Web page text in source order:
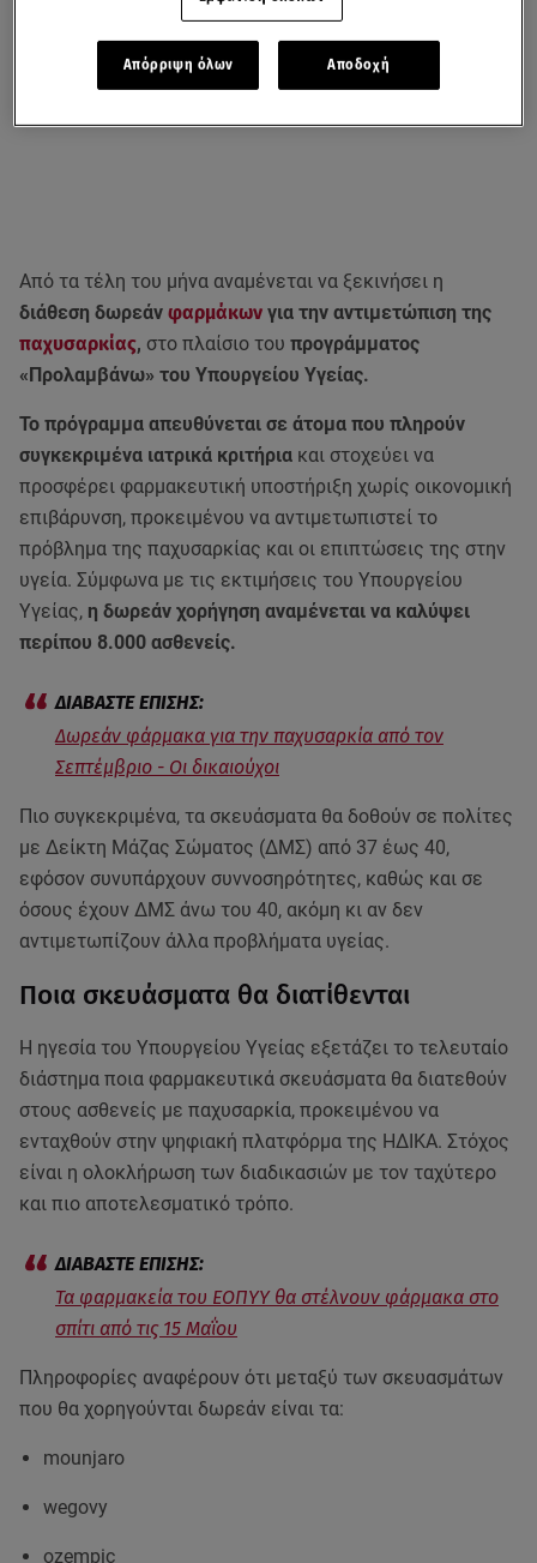
Από τα τέλη του μήνα αναμένεται να ξεκινήσει η
διάθεση δωρεάν φαρμάκων για την αντιμετώπιση της
παχυσαρκίας, στο πλαίσιο του προγράμματος
«Προλαμβάνω» του Υπουργείου Υγείας.
Το πρόγραμμα απευθύνεται σε άτομα που πληρούν
συγκεκριμένα ιατρικά κριτήρια και στοχεύει να
προσφέρει φαρμακευτική υποστήριξη χωρίς οικονομική
επιβάρυνση, προκειμένου να αντιμετωπιστεί το
πρόβλημα της παχυσαρκίας και οι επιπτώσεις της στην
υγεία. Σύμφωνα με τις εκτιμήσεις του Υπουργείου
Υγείας, η δωρεάν χορήγηση αναμένεται να καλύψει
περίπου 8.000 ασθενείς.
Δωρεάν φάρμακα για την παχυσαρκία από τον
Σεπτέμβριο - Οι δικαιούχοι
Πιο συγκεκριμένα, τα σκευάσματα θα δοθούν σε πολίτες
με Δείκτη Μάζας Σώματος (ΔΜΣ) από 37 έως 40,
εφόσον συνυπάρχουν συννοσηρότητες, καθώς και σε
όσους έχουν ΔΜΣ άνω του 40, ακόμη κι αν δεν
αντιμετωπίζουν άλλα προβλήματα υγείας.
Ποια σκευάσματα θα διατίθενται
Η ηγεσία του Υπουργείου Υγείας εξετάζει το τελευταίο
διάστημα ποια φαρμακευτικά σκευάσματα θα διατεθούν
στους ασθενείς με παχυσαρκία, προκειμένου να
ενταχθούν στην ψηφιακή πλατφόρμα της ΗΔΙΚΑ. Στόχος
είναι η ολοκλήρωση των διαδικασιών με τον ταχύτερο
και πιο αποτελεσματικό τρόπο.
Τα φαρμακεία του ΕΟΠΥΥ θα στέλνουν φάρμακα στο
σπίτι από τις 15 Μαΐου
Πληροφορίες αναφέρουν ότι μεταξύ των σκευασμάτων
που θα χορηγούνται δωρεάν είναι τα:
mounjaro
wegovy
ozempic
Απόρριψη όλων Αποδοχή